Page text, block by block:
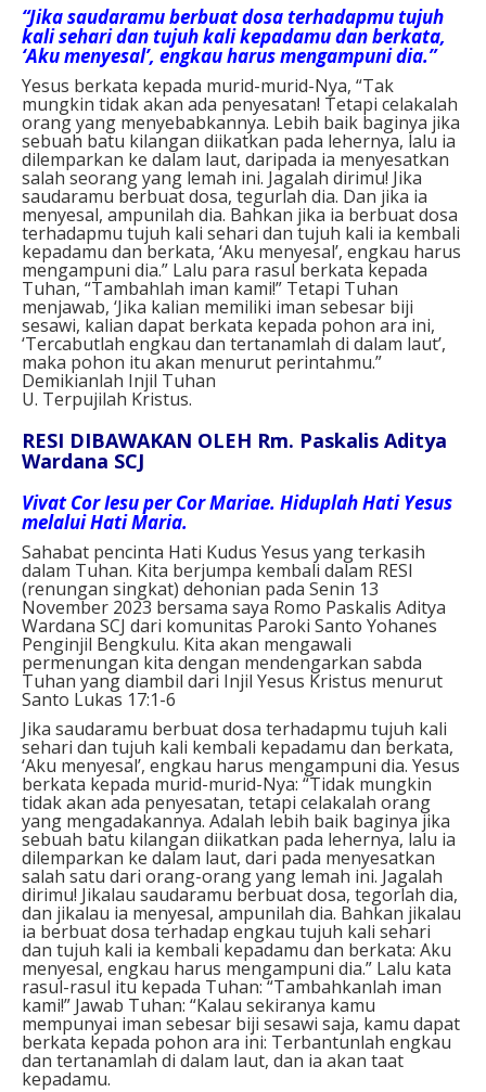
“Jika saudaramu berbuat dosa terhadapmu tujuh
kali sehari dan tujuh kali kepadamu dan berkata,
‘Aku menyesal’, engkau harus mengampuni dia.”
Yesus berkata kepada murid-murid-Nya, “Tak
mungkin tidak akan ada penyesatan! Tetapi celakalah
orang yang menyebabkannya. Lebih baik baginya jika
sebuah batu kilangan diikatkan pada lehernya, lalu ia
dilemparkan ke dalam laut, daripada ia menyesatkan
salah seorang yang lemah ini. Jagalah dirimu! Jika
saudaramu berbuat dosa, tegurlah dia. Dan jika ia
menyesal, ampunilah dia. Bahkan jika ia berbuat dosa
terhadapmu tujuh kali sehari dan tujuh kali ia kembali
kepadamu dan berkata, ‘Aku menyesal’, engkau harus
mengampuni dia.” Lalu para rasul berkata kepada
Tuhan, “Tambahlah iman kami!” Tetapi Tuhan
menjawab, ‘Jika kalian memiliki iman sebesar biji
sesawi, kalian dapat berkata kepada pohon ara ini,
‘Tercabutlah engkau dan tertanamlah di dalam laut’,
maka pohon itu akan menurut perintahmu.”
Demikianlah Injil Tuhan
U. Terpujilah Kristus.
RESI DIBAWAKAN OLEH Rm. Paskalis Aditya
Wardana SCJ
Vivat Cor Iesu per Cor Mariae. Hiduplah Hati Yesus
melalui Hati Maria.
Sahabat pencinta Hati Kudus Yesus yang terkasih
dalam Tuhan. Kita berjumpa kembali dalam RESI
(renungan singkat) dehonian pada Senin 13
November 2023 bersama saya Romo Paskalis Aditya
Wardana SCJ dari komunitas Paroki Santo Yohanes
Penginjil Bengkulu. Kita akan mengawali
permenungan kita dengan mendengarkan sabda
Tuhan yang diambil dari Injil Yesus Kristus menurut
Santo Lukas 17:1-6
Jika saudaramu berbuat dosa terhadapmu tujuh kali
sehari dan tujuh kali kembali kepadamu dan berkata,
‘Aku menyesal’, engkau harus mengampuni dia. Yesus
berkata kepada murid-murid-Nya: “Tidak mungkin
tidak akan ada penyesatan, tetapi celakalah orang
yang mengadakannya. Adalah lebih baik baginya jika
sebuah batu kilangan diikatkan pada lehernya, lalu ia
dilemparkan ke dalam laut, dari pada menyesatkan
salah satu dari orang-orang yang lemah ini. Jagalah
dirimu! Jikalau saudaramu berbuat dosa, tegorlah dia,
dan jikalau ia menyesal, ampunilah dia. Bahkan jikalau
ia berbuat dosa terhadap engkau tujuh kali sehari
dan tujuh kali ia kembali kepadamu dan berkata: Aku
menyesal, engkau harus mengampuni dia.” Lalu kata
rasul-rasul itu kepada Tuhan: “Tambahkanlah iman
kami!” Jawab Tuhan: “Kalau sekiranya kamu
mempunyai iman sebesar biji sesawi saja, kamu dapat
berkata kepada pohon ara ini: Terbantunlah engkau
dan tertanamlah di dalam laut, dan ia akan taat
kepadamu.